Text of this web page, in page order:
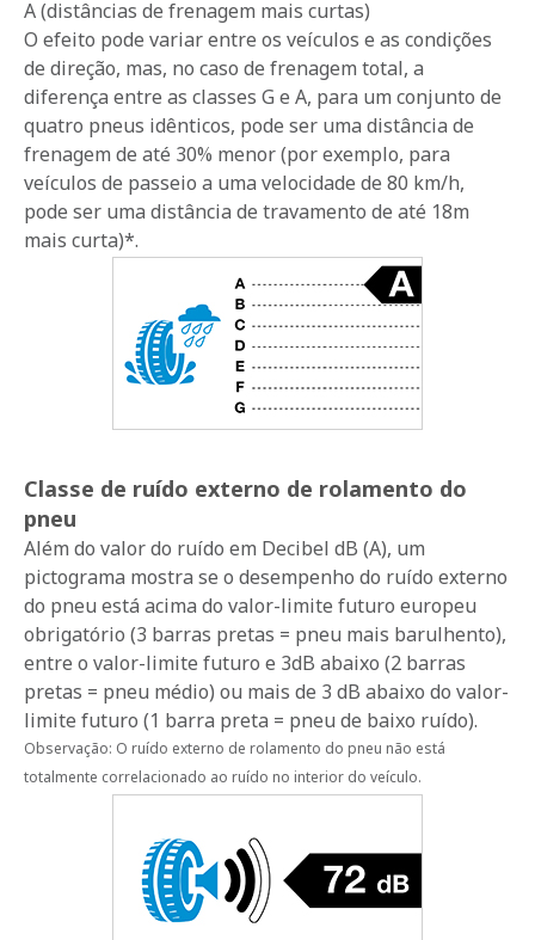
A (distâncias de frenagem mais curtas)
O efeito pode variar entre os veículos e as condições
de direção, mas, no caso de frenagem total, a
diferença entre as classes G e A, para um conjunto de
quatro pneus idênticos, pode ser uma distância de
frenagem de até 30% menor (por exemplo, para
veículos de passeio a uma velocidade de 80 km/h,
pode ser uma distância de travamento de até 18m
mais curta)*.
Classe de ruído externo de rolamento do
pneu
Além do valor do ruído em Decibel dB (A), um
pictograma mostra se o desempenho do ruído externo
do pneu está acima do valor-limite futuro europeu
obrigatório (3 barras pretas = pneu mais barulhento),
entre o valor-limite futuro e 3dB abaixo (2 barras
pretas = pneu médio) ou mais de 3 dB abaixo do valor-
limite futuro (1 barra preta = pneu de baixo ruído).
Observação: O ruído externo de rolamento do pneu não está
totalmente correlacionado ao ruído no interior do veículo.